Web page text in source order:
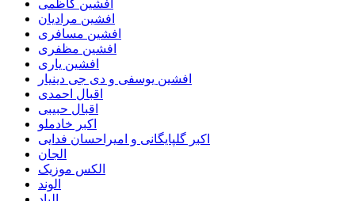
افشین کاظمی
افشین مرادیان
افشین مسافری
افشین مظفری
افشین یاری
افشین یوسفی و دی جی دینیار
اقبال احمدی
اقبال حبیبی
اکبر خادملو
اکبر گلپایگانی و امیراحسان فدایی
الجان
الکس موزیک
الوند